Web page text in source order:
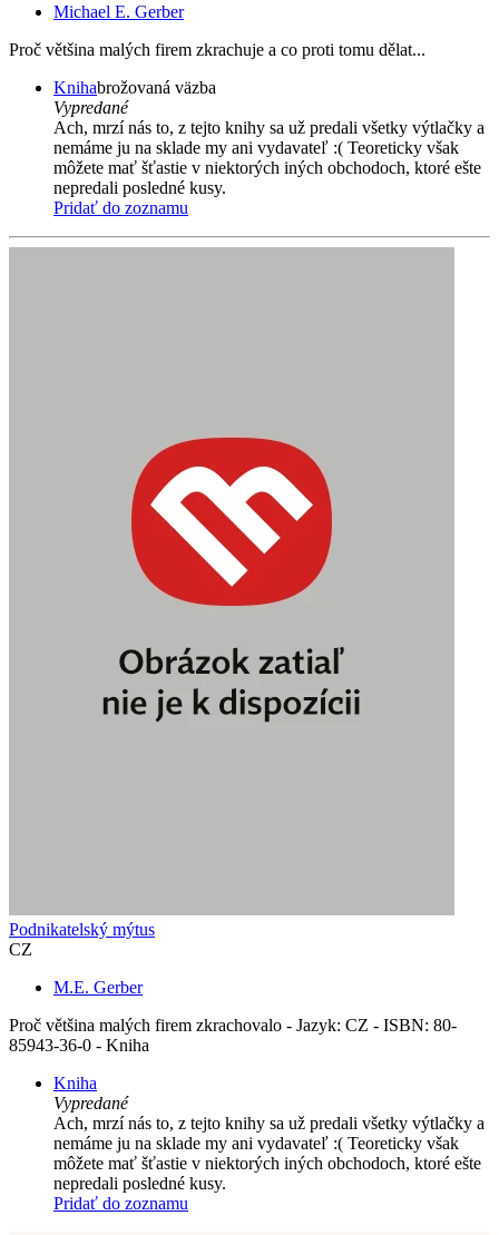
Michael E. Gerber
Proč většina malých firem zkrachuje a co proti tomu dělat...
Knihabrožovaná väzba
Vypredané
Ach, mrzí nás to, z tejto knihy sa už predali všetky výtlačky a
nemáme ju na sklade my ani vydavateľ :( Teoreticky však
môžete mať šťastie v niektorých iných obchodoch, ktoré ešte
nepredali posledné kusy.
Pridať do zoznamu
Podnikatelský mýtus
CZ
M.E. Gerber
Proč většina malých firem zkrachovalo - Jazyk: CZ - ISBN: 80-
85943-36-0 - Kniha
Kniha
Vypredané
Ach, mrzí nás to, z tejto knihy sa už predali všetky výtlačky a
nemáme ju na sklade my ani vydavateľ :( Teoreticky však
môžete mať šťastie v niektorých iných obchodoch, ktoré ešte
nepredali posledné kusy.
Pridať do zoznamu